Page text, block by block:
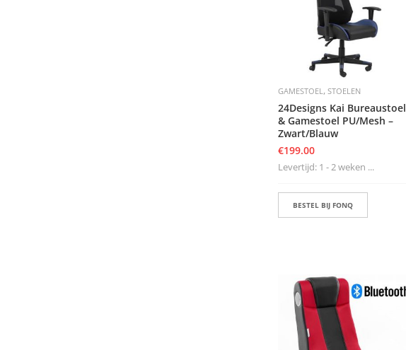
GAMESTOEL, STOELEN
24Designs Kai Bureaustoel
& Gamestoel PU/Mesh –
Zwart/Blauw
€199.00
Levertijd: 1 - 2 weken ...
BESTEL BIJ FONQ